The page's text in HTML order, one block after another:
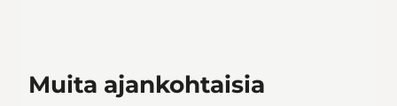
Muita ajankohtaisia